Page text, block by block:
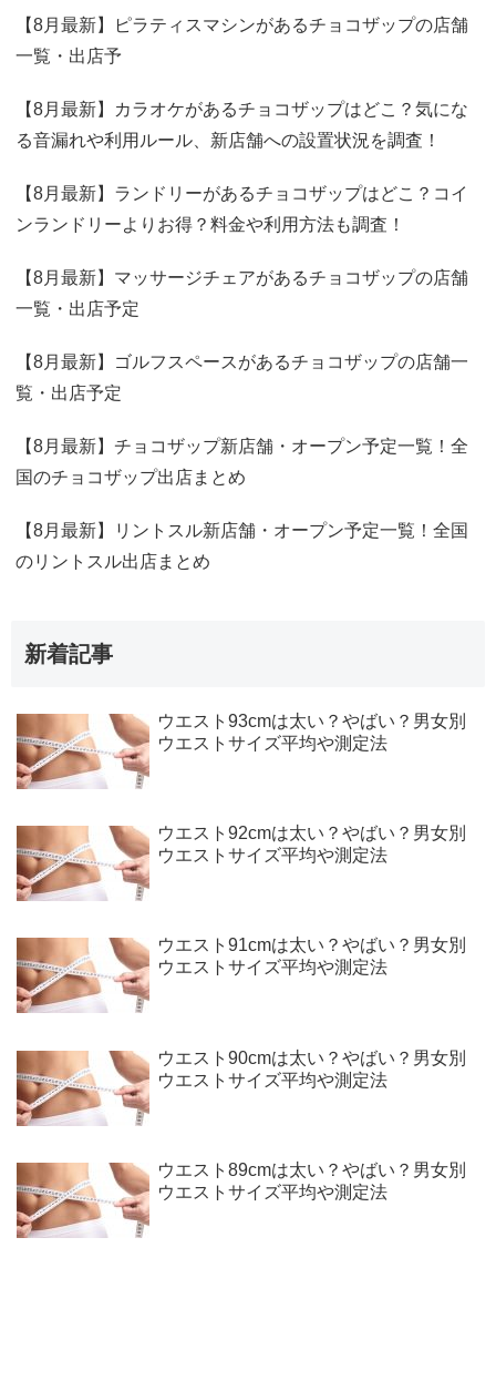
【8月最新】ピラティスマシンがあるチョコザップの店舗
一覧・出店予
【8月最新】カラオケがあるチョコザップはどこ？気にな
る音漏れや利用ルール、新店舗への設置状況を調査！
【8月最新】ランドリーがあるチョコザップはどこ？コイ
ンランドリーよりお得？料金や利用方法も調査！
【8月最新】マッサージチェアがあるチョコザップの店舗
一覧・出店予定
【8月最新】ゴルフスペースがあるチョコザップの店舗一
覧・出店予定
【8月最新】チョコザップ新店舗・オープン予定一覧！全
国のチョコザップ出店まとめ
【8月最新】リントスル新店舗・オープン予定一覧！全国
のリントスル出店まとめ
新着記事
ウエスト93cmは太い？やばい？男女別
ウエストサイズ平均や測定法
ウエスト92cmは太い？やばい？男女別
ウエストサイズ平均や測定法
ウエスト91cmは太い？やばい？男女別
ウエストサイズ平均や測定法
ウエスト90cmは太い？やばい？男女別
ウエストサイズ平均や測定法
ウエスト89cmは太い？やばい？男女別
ウエストサイズ平均や測定法